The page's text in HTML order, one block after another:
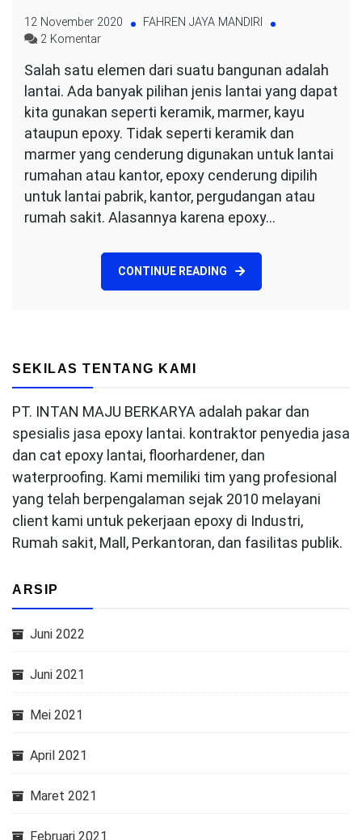
12 November 2020
FAHREN JAYA MANDIRI
2 Komentarpada
EPOXY
LANTAI
TANGERANG
Salah satu elemen dari suatu bangunan adalah
lantai. Ada banyak pilihan jenis lantai yang dapat
kita gunakan seperti keramik, marmer, kayu
ataupun epoxy. Tidak seperti keramik dan
marmer yang cenderung digunakan untuk lantai
rumahan atau kantor, epoxy cenderung dipilih
untuk lantai pabrik, kantor, pergudangan atau
rumah sakit. Alasannya karena epoxy…
CONTINUE READING
SEKILAS TENTANG KAMI
PT. INTAN MAJU BERKARYA adalah pakar dan
spesialis jasa epoxy lantai. kontraktor penyedia jasa
dan cat epoxy lantai, floorhardener, dan
waterproofing. Kami memiliki tim yang profesional
yang telah berpengalaman sejak 2010 melayani
client kami untuk pekerjaan epoxy di Industri,
Rumah sakit, Mall, Perkantoran, dan fasilitas publik.
ARSIP
Juni 2022
Juni 2021
Mei 2021
April 2021
Maret 2021
Februari 2021